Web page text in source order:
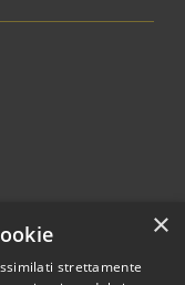
×
strettamente